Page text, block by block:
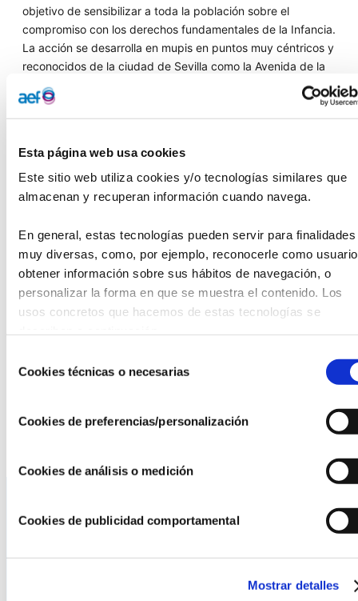
Esta página web usa cookies
Este sitio web utiliza cookies y/o tecnologías similares que
almacenan y recuperan información cuando navega.
En general, estas tecnologías pueden servir para finalidades
muy diversas, como, por ejemplo, reconocerle como
obtener información sobre sus hábitos de navegación, o
personalizar la forma en que se muestra el contenido. Los
usos concretos que hacemos de estas tecnologías se
deCookies técnicas o necesarias
Cookies de preferencias/personalización
Cookies de análisis o medición
Cookies de publicidad comportamental
Mostrar detalles
objetivo de sensibilizar a toda la población sobre el
compromiso con los derechos fundamentales de la Infancia.
La acción se desarrolla en mupis en puntos muy céntricos y
reconocidos de la ciudad de Sevilla como la Avenida de la
Constitución, Paseo Colón, Plaza Nueva, Sierpes, Reyes
Católicos, Puerta de Jerez, Puente de Triana, Plaza de la
Magdalena, Tetuán, Adriano y Rioja.
Según explica Mª Antonia Jiménez, presidenta de la
Fundación Tierra de hombres, “Poquito a poquito se hace
un montoncito, es una acción con mensajes cercanos a
que nos ofrece la innovación tecnológica para educar en
valores y dar visibilidad a la justicia social”
La campaña utiliza como elemento narrativo imágenes de
los distintos proyectos que desarrolla la entidad para
defender los derechos fundamentales de la Infancia
intercalados con mensajes cercanos para concienciar a la
pequeñas aportaciones y para ello, se ha trazado una
colaboración de Vistahermosa Outdoors..